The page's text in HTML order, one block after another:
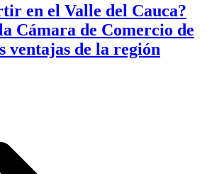
en el Valle del Cauca?
Cámara de Comercio de
ventajas de la región